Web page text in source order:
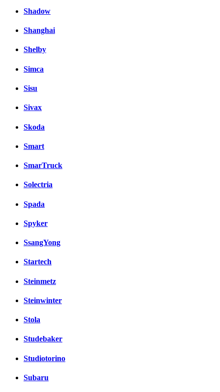
Shadow
Shanghai
Shelby
Simca
Sisu
Sivax
Skoda
Smart
SmarTruck
Solectria
Spada
Spyker
SsangYong
Startech
Steinmetz
Steinwinter
Stola
Studebaker
Studiotorino
Subaru